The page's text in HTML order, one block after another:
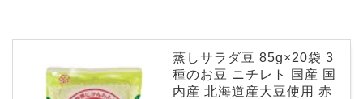
蒸しサラダ豆 85g×20袋 3
種のお豆 ニチレト 国産 国
内産 北海道産大豆使用 赤